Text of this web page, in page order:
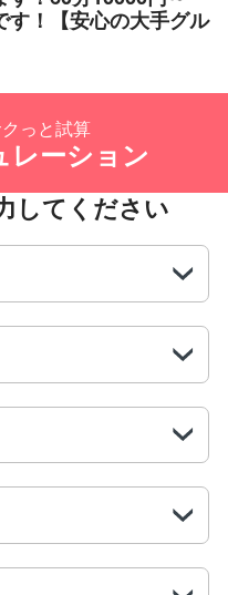
す！【安心の大手グル
っと試算
レーション
してください